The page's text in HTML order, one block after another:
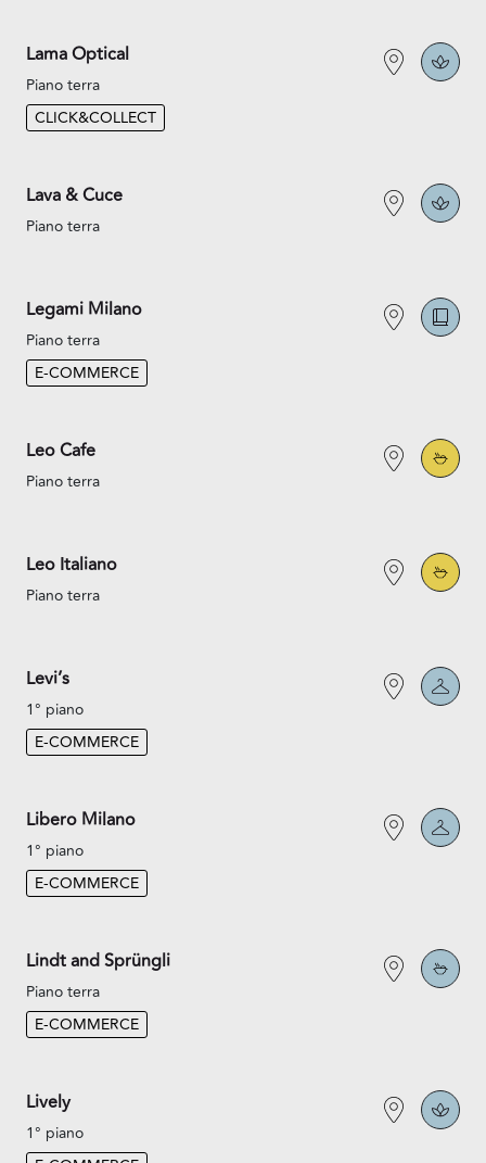
Lama Optical
Piano terra
CLICK&COLLECT
Lava & Cuce
Piano terra
Legami Milano
Piano terra
E-COMMERCE
Leo Cafe
Piano terra
Leo Italiano
Piano terra
Levi’s
1° piano
E-COMMERCE
Libero Milano
1° piano
E-COMMERCE
Lindt and Sprüngli
Piano terra
E-COMMERCE
Lively
1° piano